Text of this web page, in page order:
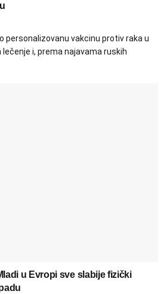
personalizovanu vakcinu protiv raka u
i, prema najavama ruskih
u Evropi sve slabije fizički